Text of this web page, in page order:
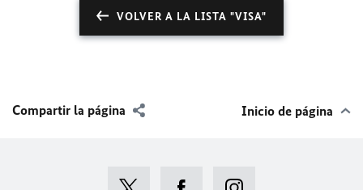
VOLVER A LA LISTA "VISA"
Compartir la página Inicio de página